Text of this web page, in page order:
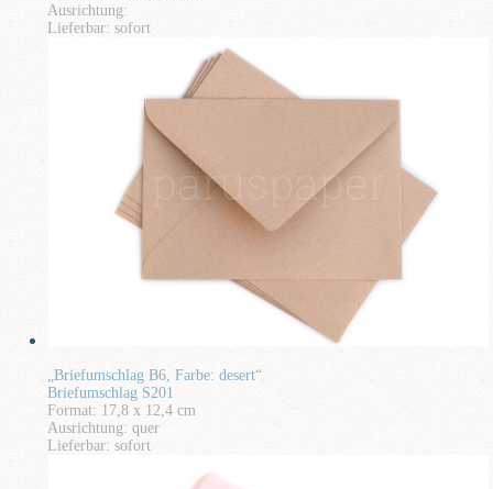
Ausrichtung:
Lieferbar: sofort
„Briefumschlag B6, Farbe: desert“
Briefumschlag S201
Format: 17,8 x 12,4 cm
Ausrichtung: quer
Lieferbar: sofort